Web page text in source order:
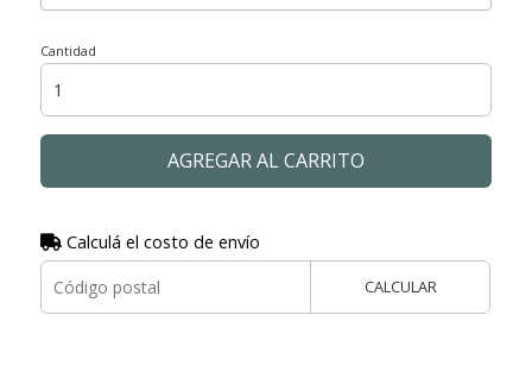
Cantidad
AGREGAR AL CARRITO
Calculá el costo de envío
CALCULAR